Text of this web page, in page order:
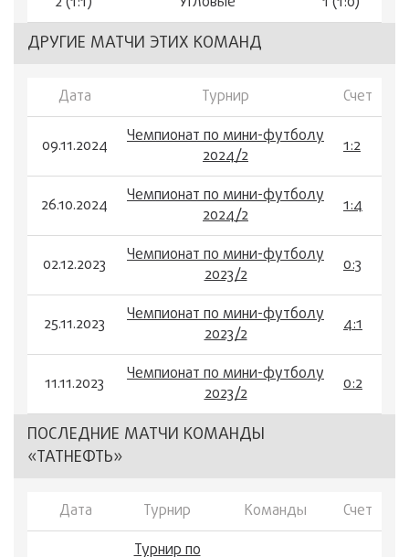
ДРУГИЕ МАТЧИ ЭТИХ КОМАНД
Дата Турнир Счет
09.11.2024
Чемпионат по мини-футболу
2024/2
1:2
26.10.2024
Чемпионат по мини-футболу
2024/2
1:4
02.12.2023
Чемпионат по мини-футболу
2023/2
0:3
25.11.2023
Чемпионат по мини-футболу
2023/2
4:1
11.11.2023
Чемпионат по мини-футболу
2023/2
0:2
ПОСЛЕДНИЕ МАТЧИ КОМАНДЫ
«ТАТНЕФТЬ»
Дата Турнир Команды Счет
Турнир по